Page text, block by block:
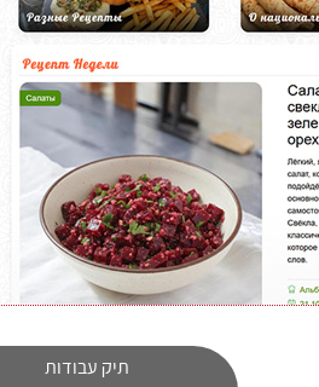
תיק עבודות